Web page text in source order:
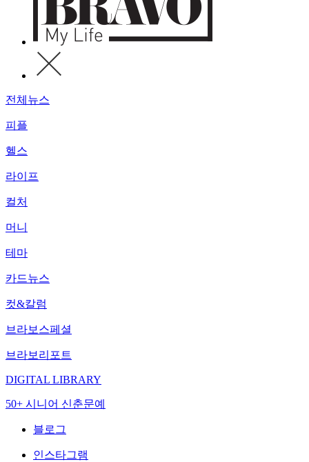
전체뉴스
피플
헬스
라이프
컬처
머니
테마
카드뉴스
컷&칼럼
브라보스페셜
브라보리포트
DIGITAL LIBRARY
50+ 시니어 신춘문예
블로그
인스타그램